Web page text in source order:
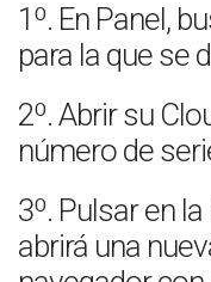
1º. En Panel,
para la que se
2º. Abrir su
número de
3º. Pulsar en
abrirá una